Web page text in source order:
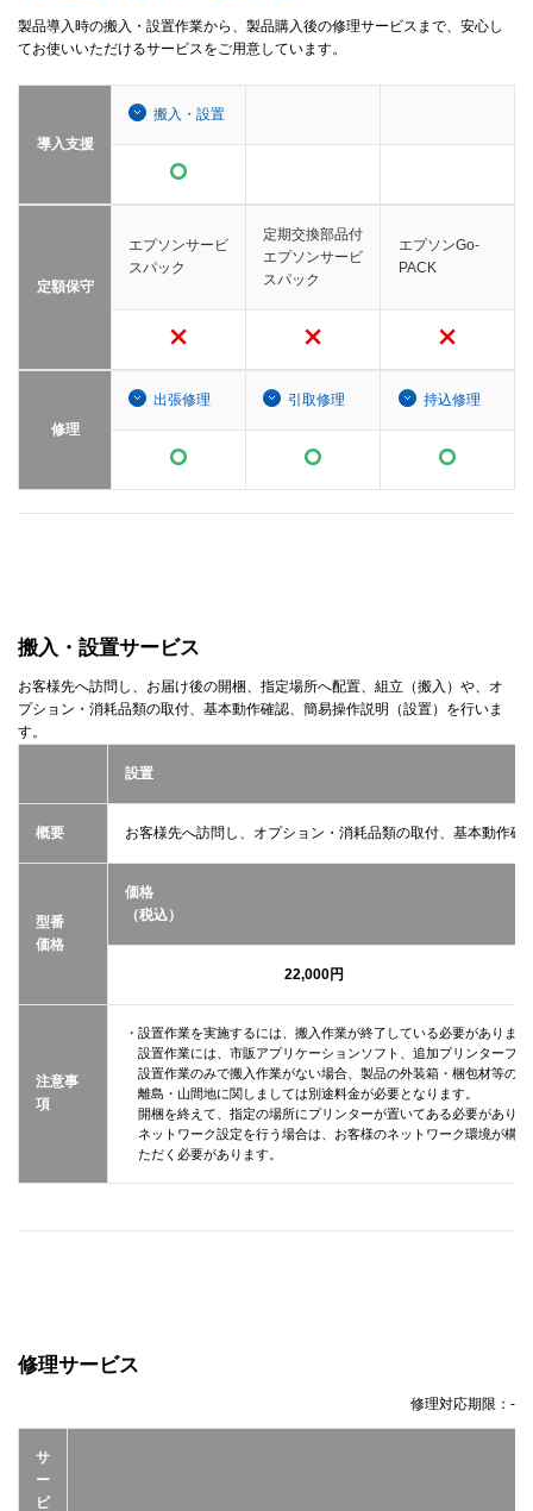
製品導入時の搬入・設置作業から、製品購入後の修理サービスまで、安心し
てお使いいただけるサービスをご用意しています。
導入支援
搬入・設置
定額保守
エプソンサービ
スパック
定期交換部品付
エプソンサービ
スパック
エプソンGo-
PACK
修理
出張修理 引取修理 持込修理
搬入・設置サービス
お客様先へ訪問し、お届け後の開梱、指定場所へ配置、組立（搬入）や、オ
プション・消耗品類の取付、基本動作確認、簡易操作説明（設置）を行いま
す。
設置
概要 お客様先へ訪問し、オプション・消耗品類の取付、基本動作確
型番
価格
価格
（税込）
22,000円
注意事
項
・設置作業を実施するには、搬入作業が終了している必要があります
設置作業には、市販アプリケーションソフト、追加プリンターフ
設置作業のみで搬入作業がない場合、製品の外装箱・梱包材等の
離島・山間地に関しましては別途料金が必要となります。
開梱を終えて、指定の場所にプリンターが置いてある必要がありま
ネットワーク設定を行う場合は、お客様のネットワーク環境が構
ただく必要があります。
修理サービス
修理対応期限： -
サ
ー
ビ